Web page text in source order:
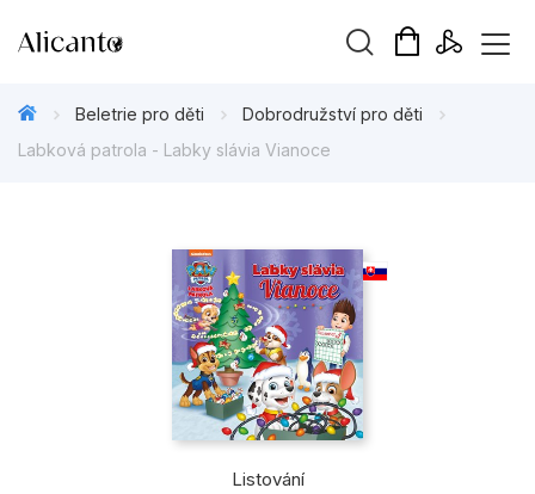
Připravujeme
Tipy redakce
Beletrie pro děti
Beletrie pro děti
Dobrodružství pro děti
Labková patrola - Labky slávia Vianoce
Listování